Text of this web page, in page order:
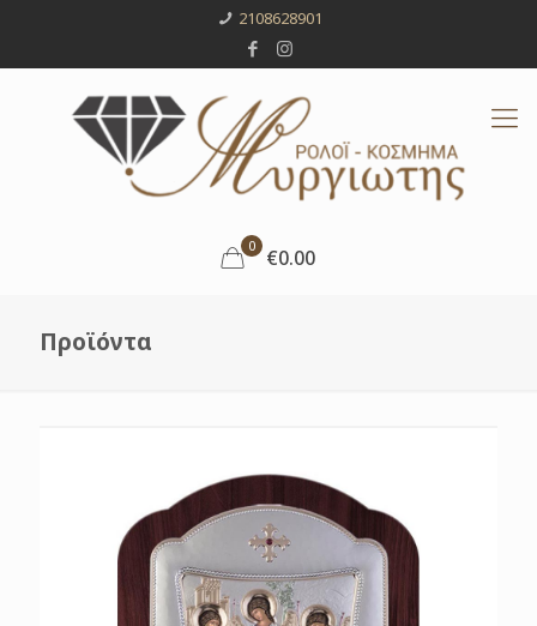
2108628901
0 €0.00
Προϊόντα